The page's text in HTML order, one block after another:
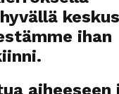
ihan
aiheeseen